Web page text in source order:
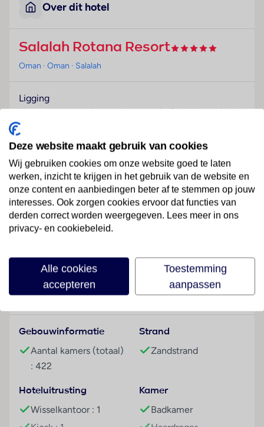
Over dit hotel
Salalah Rotana Resort
Oman · Oman · Salalah
Ligging
Het resort verwelkomt de gasten in Salalah en biedt
in het bijzonder zowel voor zakenreizigers als voor
gezinnen alle voorwaarden voor een aangenaam
Hotelfaciliteiten
Voor de gasten zijn 422 niet-rokerskamers
beschikbaar. Het meertalig personeel bij de receptie
in de ontvangsthal is hulZwembadzichtaardig bij het
in- en uitchecken. Het interieur bevat een
het verblijf kunnen in de souvenirwinkel worden
aangeschaft. Tot de overige voorzieningen van het
resort behoort een krantenkiosk. Wie met de auto
voorzieningen bevinden zich een medische dienst,
een 24-uurs kamerservice en een wasservice.
Lezingen, presentaties of congressen kunnen worden
Er heerst een aangename atmosfeer in de meeste
Faciliteiten
Gebouwinformatie
Aantal kamers (totaal)
: 422
Strand
Zandstrand
Hoteluitrusting
Wisselkantoor : 1
Kamer
Badkamer
Deze website maakt gebruik van cookies
Wij gebruiken cookies om onze website goed te laten
werken, inzicht te krijgen in het gebruik van de website en
onze content en aanbiedingen beter af te stemmen op jouw
interesses. Ook zorgen cookies ervoor dat functies van
derden correct worden weergegeven. Lees meer in ons
privacy- en cookiebeleid.
Alle cookies
accepteren
Toestemming
aanpassen